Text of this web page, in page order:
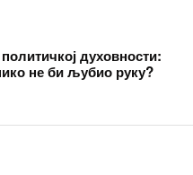
политичкој духовности:
не би љубио руку?